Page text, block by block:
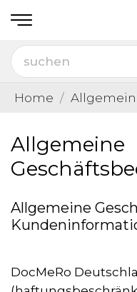
Home
Allgemeine
Allgemeine
DocMeRo